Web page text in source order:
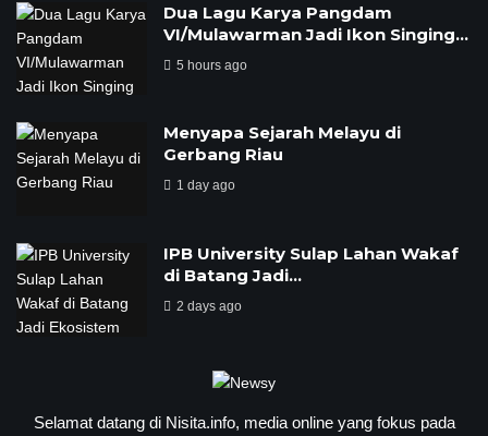
Dua Lagu Karya Pangdam
VI/Mulawarman Jadi Ikon Singing…
5 hours ago
Menyapa Sejarah Melayu di
Gerbang Riau
1 day ago
IPB University Sulap Lahan Wakaf
di Batang Jadi…
2 days ago
Selamat datang di Nisita.info, media online yang fokus pada